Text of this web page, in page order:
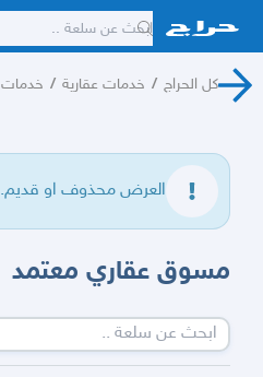
كل الحراج / خدمات عقارية / خدمات
العرض محذوف او قديم.
مسوق عقاري معتمد